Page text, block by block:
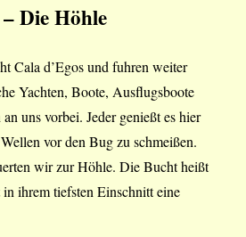
Die Höhle
Cala d’Egos und fuhren weiter
Yachten, Boote, Ausflugsboote
uns vorbei. Jeder genießt es hier
vor den Bug zu schmeißen.
wir zur Höhle. Die Bucht heißt
ihrem tiefsten Einschnitt eine